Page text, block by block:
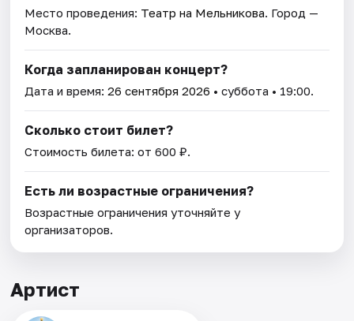
Место проведения: Театр на Мельникова. Город —
Москва.
Когда запланирован концерт?
Дата и время:26 сентября 2026 • суббота • 19:00.
Сколько стоит билет?
Стоимость билета: от 600 ₽.
Есть ли возрастные ограничения?
Возрастные ограничения уточняйте у
организаторов.
Артист